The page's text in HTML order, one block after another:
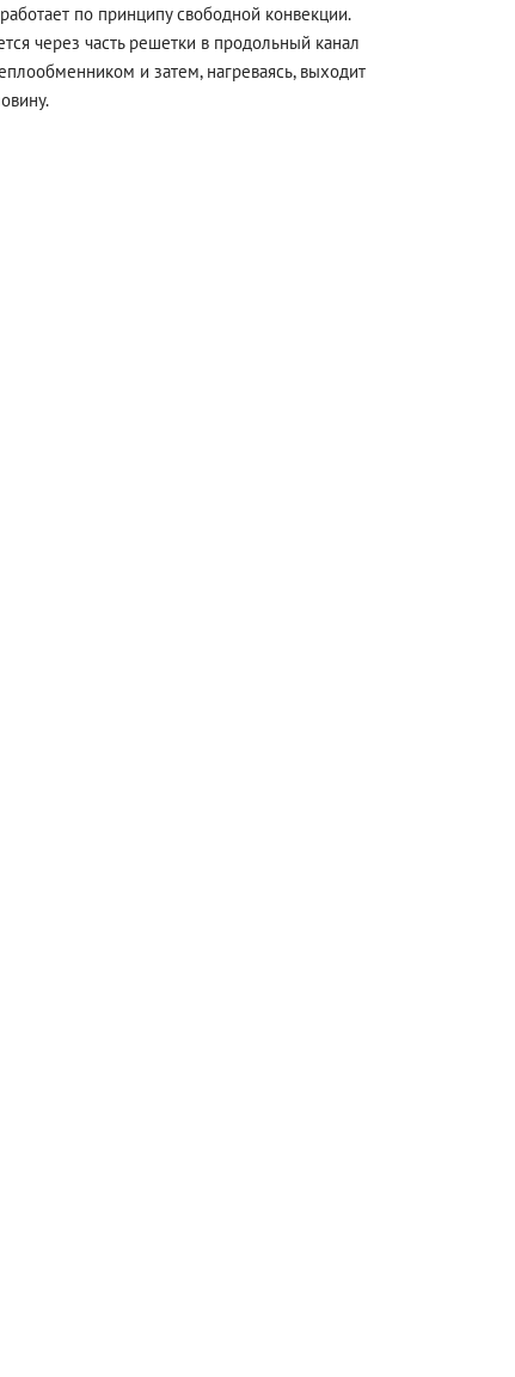
по принципу свободной конвекции.
через часть решетки в продольный канал
и затем, нагреваясь, выходит